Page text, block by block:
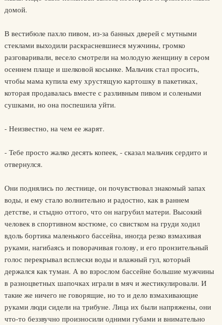
домой.
В вестибюле пахло пивом, из-за банных дверей с мутными
стеклами выходили раскрасневшиеся мужчины, громко
разговаривали, весело смотрели на молодую женщину в сером
осеннем плаще и шелковой косынке. Мальчик стал просить,
чтобы мама купила ему хрустящую картошку в пакетиках,
которая продавалась вместе с разливным пивом и солеными
сушками, но она поспешила уйти.
- Неизвестно, на чем ее жарят.
- Тебе просто жалко десять копеек, - сказал мальчик сердито и
отвернулся.
Они поднялись по лестнице, он почувствовал знакомый запах
воды, и ему стало волнительно и радостно, как в раннем
детстве, и стыдно оттого, что он нагрубил матери. Высокий
человек в спортивном костюме, со свистком на груди ходил
вдоль бортика маленького бассейна, иногда резко взмахивая
руками, нагибаясь и поворачивая голову, и его пронзительный
голос перекрывал всплески воды и влажный гул, который
держался как туман. А во взрослом бассейне большие мужчины
в разноцветных шапочках играли в мяч и жестикулировали. И
такие же ничего не говорящие, но то и дело взмахивающие
руками люди сидели на трибуне. Лица их были напряжены, они
что-то беззвучно произносили одними губами и внимательно